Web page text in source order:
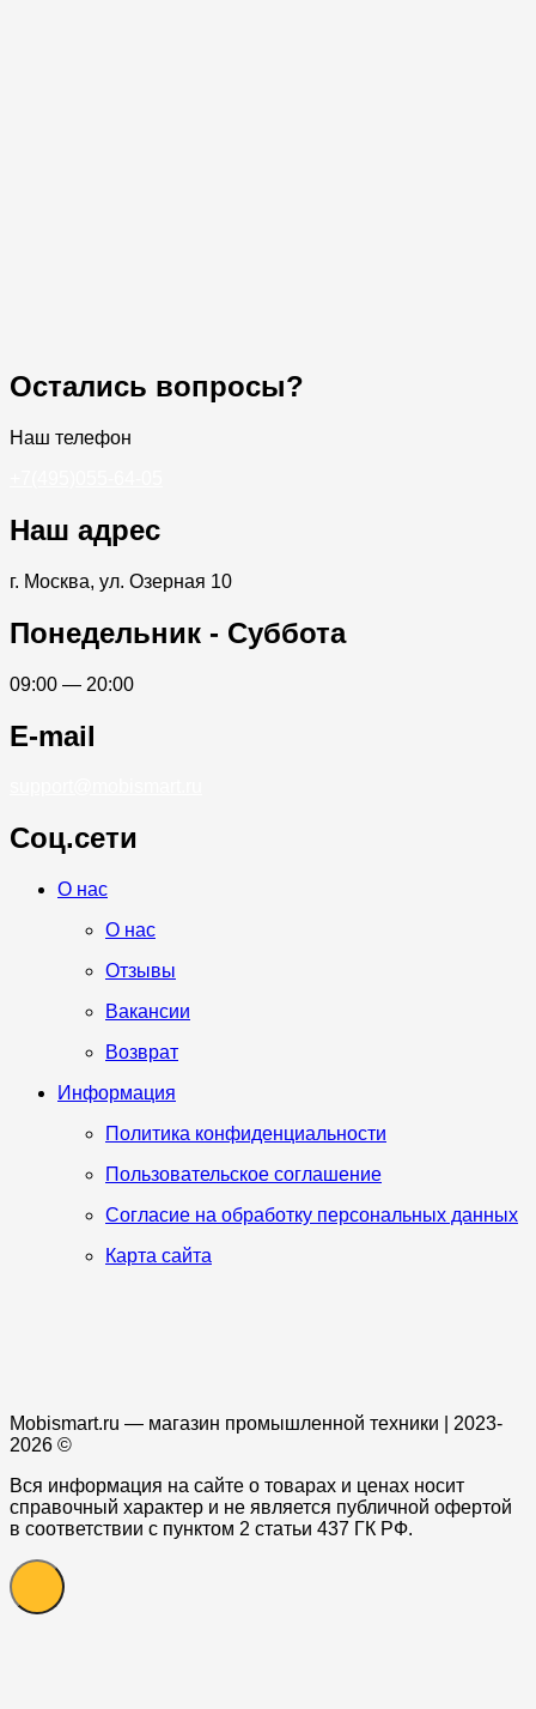
Остались вопросы?
Наш телефон
Наш адрес
г. Москва, ул. Озерная 10
Понедельник - Суббота
09:00 — 20:00
E-mail
Соц.сети
Whatsapp
Telegram
О нас
О нас
Отзывы
Вакансии
Возврат
Информация
Политика конфиденциальности
Пользовательское соглашение
Согласие на обработку персональных данных
Карта сайта
Mobismart.ru — магазин промышленной техники | 2023-
2026 ©
Вся информация на сайте о товарах и ценах носит
справочный характер и не является публичной офертой
в соответствии с пунктом 2 статьи 437 ГК РФ.